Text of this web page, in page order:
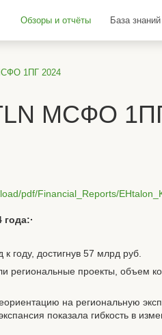
Обзоры и отчёты База знаний
1ПГ 2024
МСФО
pdf/Financial_Reports/
года:·
году, достигнув 57 млрд руб.
региональные проекты, объем
на региональную
показала гибкость в